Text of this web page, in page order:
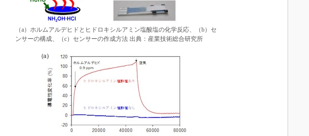
（a）ホルムアルデヒドとヒドロキシルアミン塩酸塩の化学反応、（b）セ
ンサーの構成、（c）センサーの作成方法 出典：産業技術総合研究所